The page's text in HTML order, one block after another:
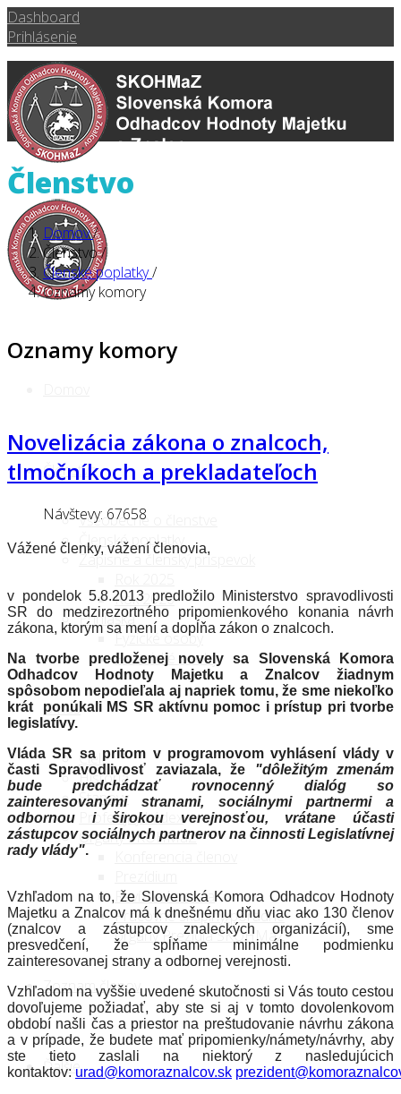
Dashboard
Prihlásenie
Členstvo
Všeobecne o členstve
Členské poplatky
Zápisné a členský príspevok
Rok 2026
Prihláška
Fyzické osoby
Právnické osoby
O nás
Ciele
História
Stanovy
Profesijný kódex
Orgány SKOHMaZ
Revízna komisia
Pracovné skupiny/poradné
orgány Prezídia SKOHMaZ
Zoznam členov
Ďalšie
Členstvo
Domov/
Členstvo/
Členské poplatky/
Oznamy komory
Oznamy komory
Novelizácia zákona o znalcoch,
tlmočníkoch a prekladateľoch
Návštevy: 67658
Vážené členky, vážení členovia,
v pondelok 5.8.2013 predložilo Ministerstvo spravodlivosti
SR do medzirezortného pripomienkového konania návrh
zákona, ktorým sa mení a dopĺňa zákon o znalcoch.
Na tvorbe predloženej novely sa Slovenská Komora
Odhadcov Hodnoty Majetku a Znalcov žiadnym
spôsobom nepodieľala aj napriek tomu, že sme niekoľko
krát ponúkali MS SR aktívnu pomoc i prístup pri tvorbe
legislatívy.
Vláda SR sa pritom v programovom vyhlásení vlády v
časti Spravodlivosť zaviazala, že "dôležitým zmenám
bude predchádzať rovnocenný dialóg so
zainteresovanými stranami, sociálnymi partnermi a
odbornou i širokou verejnosťou, vrátane účasti
zástupcov sociálnych partnerov na činnosti Legislatívnej
rady vlády".
Vzhľadom na to, že Slovenská Komora Odhadcov Hodnoty
Majetku a Znalcov má k dnešnému dňu viac ako 130 členov
(znalcov a zástupcov znaleckých organizácií), sme
presvedčení, že spĺňame minimálne podmienku
zainteresovanej strany a odbornej verejnosti.
Vzhľadom na vyššie uvedené skutočnosti si Vás touto cestou
dovoľujeme požiadať, aby ste si aj v tomto dovolenkovom
období našli čas a priestor na preštudovanie návrhu zákona
a v prípade, že budete mať pripomienky/námety/návrhy, aby
ste tieto zaslali na niektorý z nasledujúcich
kontaktov: urad@komoraznalcov.sk